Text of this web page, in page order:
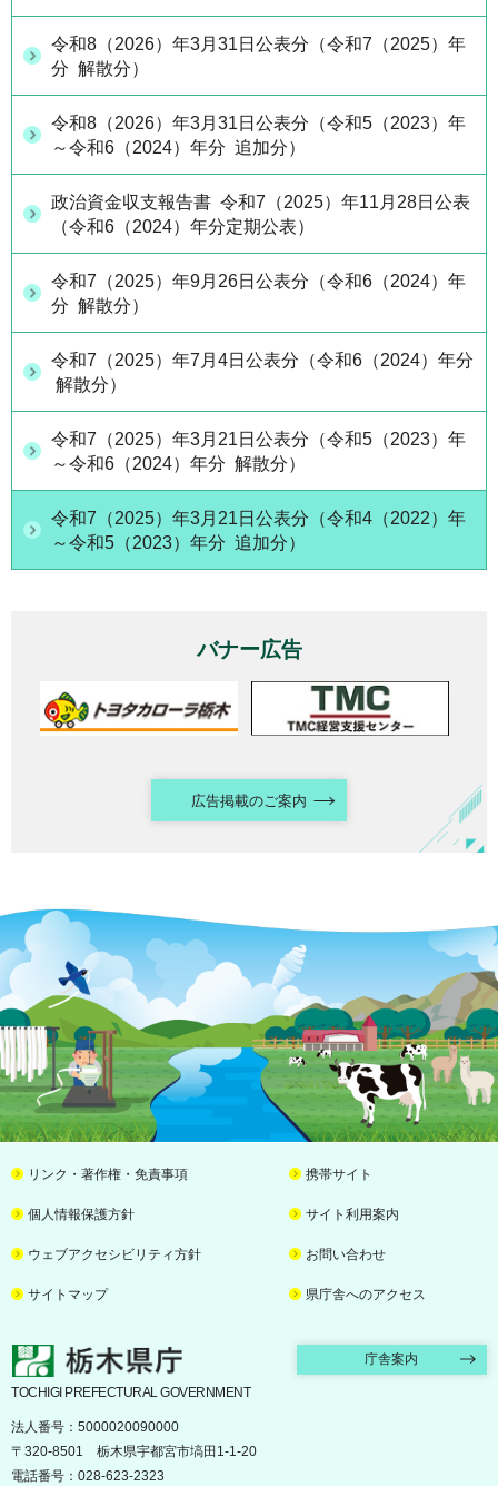
令和8（2026）年3月31日公表分（令和7（2025）年
分 解散分）
令和8（2026）年3月31日公表分（令和5（2023）年
～令和6（2024）年分 追加分）
政治資金収支報告書 令和7（2025）年11月28日公表
（令和6（2024）年分定期公表）
令和7（2025）年9月26日公表分（令和6（2024）年
分 解散分）
令和7（2025）年7月4日公表分（令和6（2024）年分
解散分）
令和7（2025）年3月21日公表分（令和5（2023）年
～令和6（2024）年分 解散分）
令和7（2025）年3月21日公表分（令和4（2022）年
～令和5（2023）年分 追加分）
バナー広告
広告掲載のご案内
リンク・著作権・免責事項 携帯サイト
個人情報保護方針 サイト利用案内
ウェブアクセシビリティ方針 お問い合わせ
サイトマップ 県庁舎へのアクセス
栃木県庁 庁舎案内
TOCHIGI PREFECTURAL GOVERNMENT
法人番号：5000020090000
〒320-8501 栃木県宇都宮市塙田1-1-20
電話番号：028-623-2323